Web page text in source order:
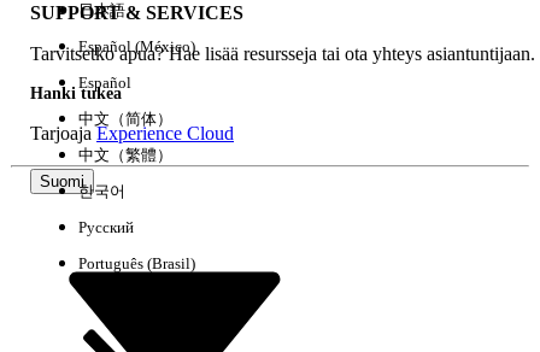
SUPPORT & SERVICES
Tarvitsetko apua? Hae lisää resursseja tai ota yhteys asiantuntijaan.
Hanki tukea
TarjoajaExperience Cloud
Suomi
日本語
Español (México)
Español
中文（简体）
中文（繁體）
한국어
Русский
Português (Brasil)